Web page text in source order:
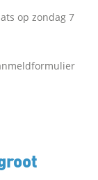
op zondag 7